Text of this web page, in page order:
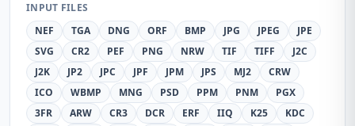
INPUT FILES
NEF
TGA DNG ORF BMP JPG JPEG
JPE
SVG
CR2 PEF PNG NRW TIF TIFF
J2C
J2K
JP2 JPC JPF JPM JPS MJ2
CRW
ICO
WBMP MNG PSD PPM PNM
PGX
3FR
ARW CR3 DCR ERF IIQ K25
KDC